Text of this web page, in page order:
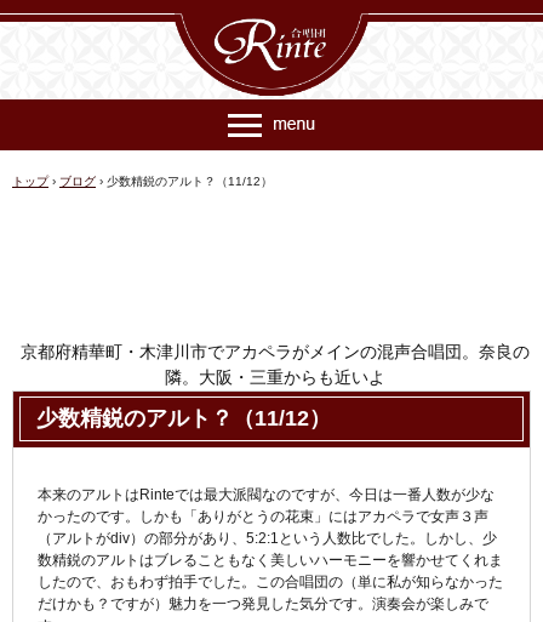
京都府精華町・木津川市でアカペラがメインの混声合唱団。奈良の
隣。大阪・三重からも近いよ
連絡先 rinte@ec018.just-size.net
トップ › ブログ › 少数精鋭のアルト？（11/12）
少数精鋭のアルト？（11/12）
本来のアルトはRinteでは最大派閥なのですが、今日は一番人数が少な
かったのです。しかも「ありがとうの花束」にはアカペラで女声３声
（アルトがdiv）の部分があり、5:2:1という人数比でした。しかし、少
数精鋭のアルトはブレることもなく美しいハーモニーを響かせてくれま
したので、おもわず拍手でした。この合唱団の（単に私が知らなかった
だけかも？ですが）魅力を一つ発見した気分です。演奏会が楽しみで